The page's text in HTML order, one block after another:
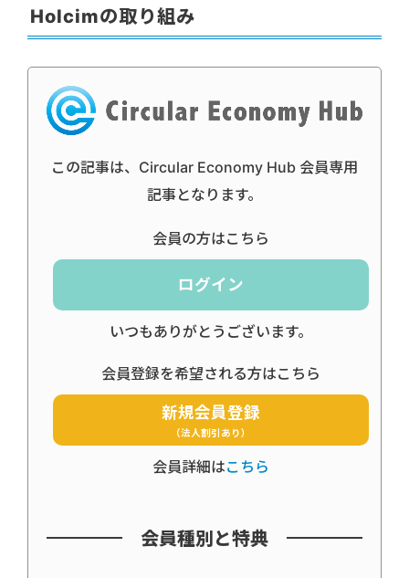
Holcimの取り組み
この記事は、Circular Economy Hub 会員専用
記事となります。
会員の方はこちら
ログイン
いつもありがとうございます。
会員登録を希望される方はこちら
新規会員登録
（法人割引あり）
会員詳細はこちら
会員種別と特典